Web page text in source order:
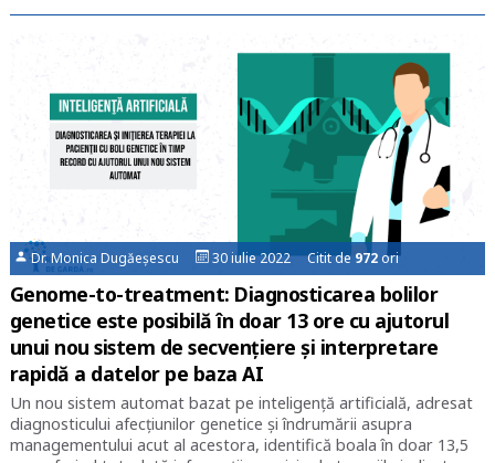
Dr. Monica Dugăeșescu 30 iulie 2022 Citit de 972 ori
Genome-to-treatment: Diagnosticarea bolilor
genetice este posibilă în doar 13 ore cu ajutorul
unui nou sistem de secvențiere și interpretare
rapidă a datelor pe baza AI
Un nou sistem automat bazat pe inteligenţă artificială, adresat
diagnosticului afecţiunilor genetice şi îndrumării asupra
managementului acut al acestora, identifică boala în doar 13,5